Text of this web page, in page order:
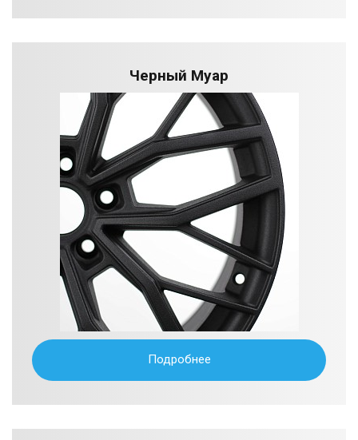
Черный Муар
Подробнее